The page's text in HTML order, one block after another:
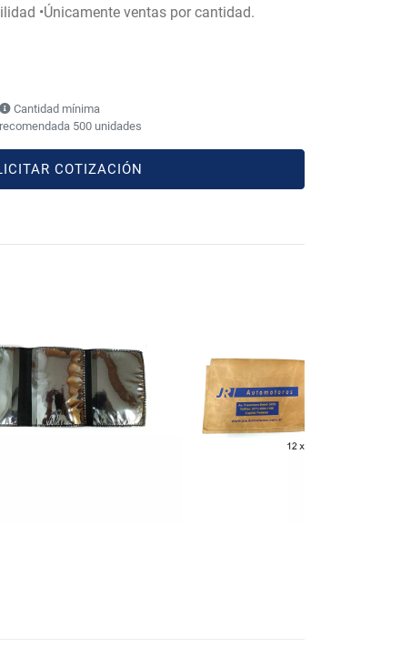
•Únicamente ventas por cantidad.
Cantidad mínima
recomendada 500 unidades
COTIZACIÓN